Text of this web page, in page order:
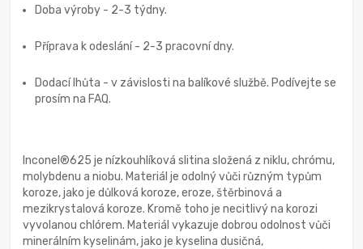
Doba výroby - 2-3 týdny.
Příprava k odeslání - 2-3 pracovní dny.
Dodací lhůta - v závislosti na balíkové službě. Podívejte se
prosím na FAQ.
Inconel®625 je nízkouhlíková slitina složená z niklu, chrómu,
molybdenu a niobu. Materiál je odolný vůči různým typům
koroze, jako je důlková koroze, eroze, štěrbinová a
mezikrystalová koroze. Kromě toho je necitlivý na korozi
vyvolanou chlórem. Materiál vykazuje dobrou odolnost vůči
minerálním kyselinám, jako je kyselina dusičná,